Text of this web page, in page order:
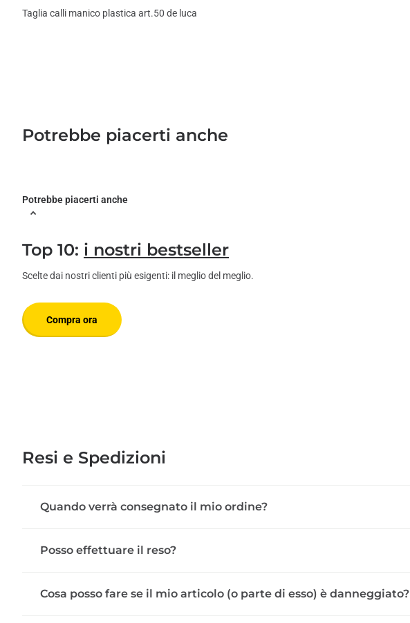
Taglia calli manico plastica art.50 de luca
Potrebbe piacerti anche
Potrebbe piacerti anche
Top 10: i nostri bestseller
Scelte dai nostri clienti più esigenti: il meglio del meglio.
Compra ora
Resi e Spedizioni
Quando verrà consegnato il mio ordine?
Posso effettuare il reso?
Cosa posso fare se il mio articolo (o parte di esso) è danneggiato?